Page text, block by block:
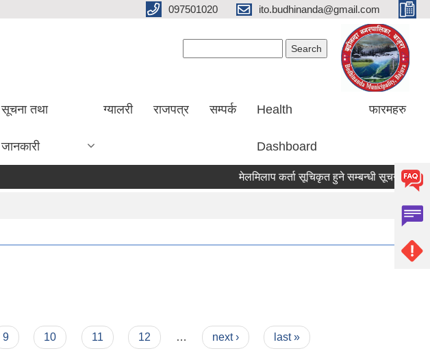
097501020 ito.budhinanda@gmail.com
सूचना तथा
जानकारी
ग्यालरी राजपत्र सम्पर्क Health
Dashboard
फारमहरु
मेलमिलाप कर्ता सूचिकृत हुने सम्बन्धी सूचना ।
9 10 11 12 … next › last »